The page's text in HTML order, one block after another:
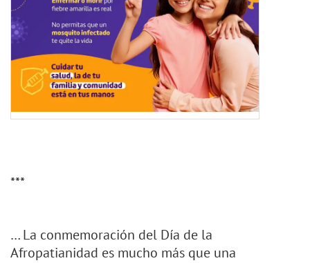
***
… La conmemoración del Día de la
Afropatianidad es mucho más que una